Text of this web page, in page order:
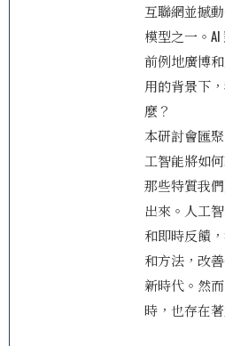
互聯網並撼
模型之一。
前例地廣博
用的背景下
麼？
本研討會匯
工智能將如
那些特質我
出來。人工
和即時反饋
和方法，改
新時代。然
時，也存在